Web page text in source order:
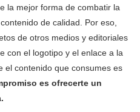
la mejor forma de combatir la
de calidad. Por eso,
de otros medios y editoriales
con el logotipo y el enlace a la
el contenido que consumes es
es ofrecerte un